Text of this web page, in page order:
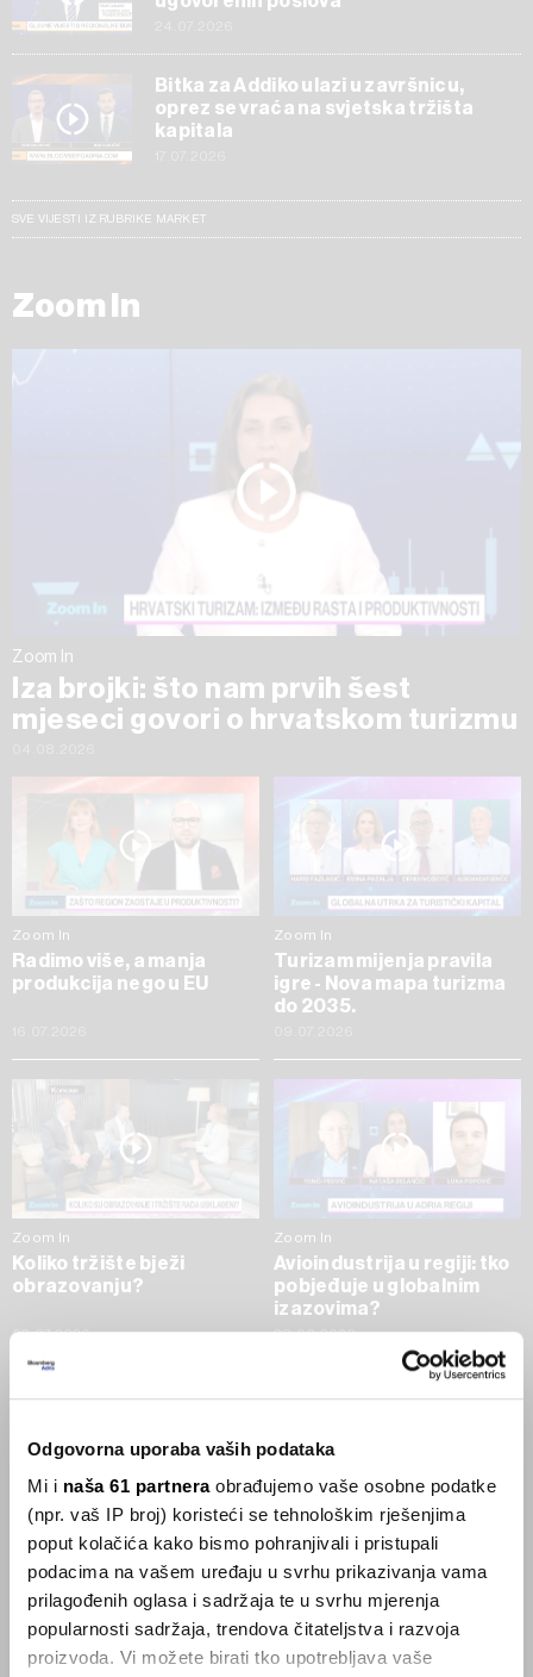
Odgovorna uporaba vaših podataka
Mi i naša 61 partneraobrađujemo vaše osobne podatke
(npr. vaš IP broj) koristeći se tehnološkim rješenjima
poput kolačića kako bismo pohranjivali i pristupali
podacima na vašem uređaju u svrhu prikazivanja vama
prilagođenih oglasa i sadržaja te u svrhu mjerenja
popularnosti sadržaja, trendova čitateljstva i razvoja
proizvoda. Vi možete birati tko upotrebljava vaše
Bitka za Addiko ulazi u završnicu,
oprez se vraća na svjetska tržišta
kapitala
SVE VIJESTI IZ RUBRIKE MARKET
Zoom In
Zoom In
Iza brojki: što nam prvih šest
mjeseci govori o hrvatskom turizmu
Zoom In
Radimo više, a manja
produkcija nego u EU
Zoom In
Turizam mijenja pravila
igre - Nova mapa turizma
do 2035.
Zoom In
Koliko tržište bježi
obrazovanju?
02.07.2026
Zoom In
Avioindustrija u regiji: tko
pobjeđuje u globalnim
izazovima?
23.06.2026
SVE VIJESTI IZ RUBRIKE ZOOM IN
Businessweek Adria
Korisnici GLP-1 lijekova mršave,
ekonomija se deblja
Visok trošak selidbe kompanija iz Kine